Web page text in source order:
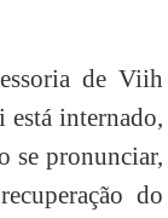
de Viih
está internado,
se pronunciar,
do